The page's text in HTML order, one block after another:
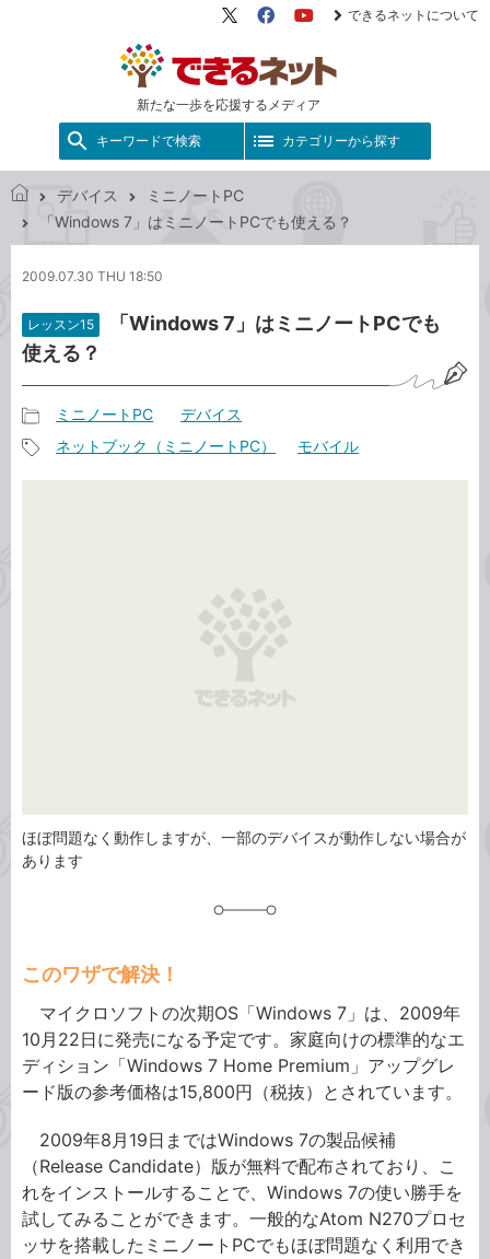
新たな一歩を応援するメディア
X（旧
FacebookYouTube
できるネットについて
キーワードで検索 カテゴリーから探す
ネ
ト
デバイス
ミニノートPC
「Windows 7」はミニノートPCでも使える？
2009.07.30 THU 18:50
レッスン15
「Windows 7」はミニノートPCでも
使える？
事
カ
ミニノートPC デバイス
ネットブック（ミニノートPC） モバイル
ほぼ問題なく動作しますが、一部のデバイスが動作しない場合が
あります
このワザで解決！
マイクロソフトの次期OS「Windows 7」は、2009年
10月22日に発売になる予定です。家庭向けの標準的なエ
ディション「Windows 7 Home Premium」アップグレ
ード版の参考価格は15,800円（税抜）とされています。
2009年8月19日まではWindows 7の製品候補
（Release Candidate）版が無料で配布されており、こ
れをインストールすることで、Windows 7の使い勝手を
試してみることができます。一般的なAtom N270プロセ
ッサを搭載したミニノートPCでもほぼ問題なく利用でき